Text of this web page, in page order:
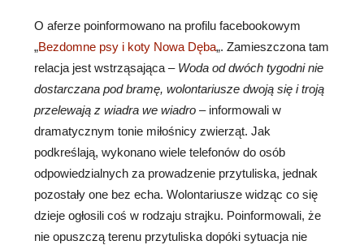
O aferze poinformowano na profilu facebookowym
„Bezdomne psy i koty Nowa Dęba„. Zamieszczona tam
relacja jest wstrząsająca – Woda od dwóch tygodni nie
dostarczana pod bramę, wolontariusze dwoją się i troją
przelewają z wiadra we wiadro – informowali w
dramatycznym tonie miłośnicy zwierząt. Jak
podkreślają, wykonano wiele telefonów do osób
odpowiedzialnych za prowadzenie przytuliska, jednak
pozostały one bez echa. Wolontariusze widząc co się
dzieje ogłosili coś w rodzaju strajku. Poinformowali, że
nie opuszczą terenu przytuliska dopóki sytuacja nie